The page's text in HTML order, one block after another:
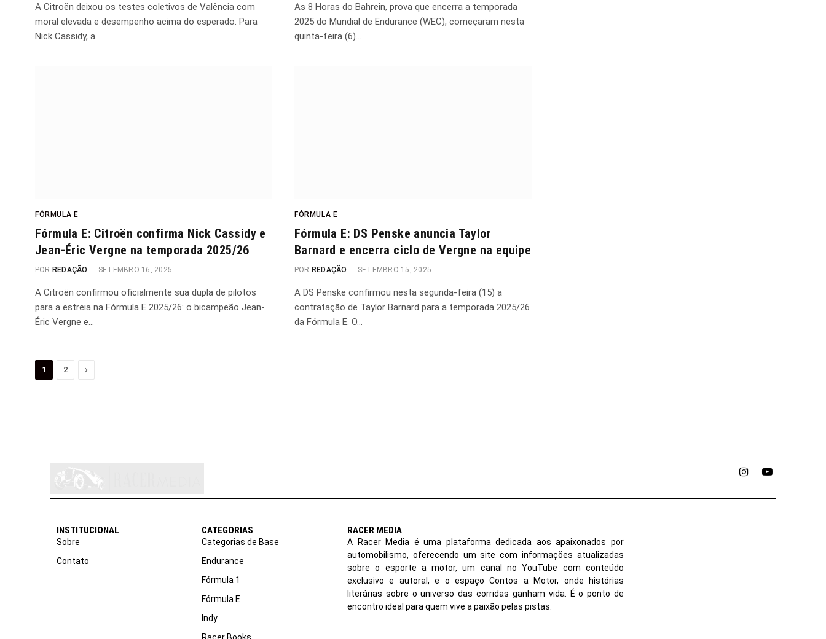
A Citroën deixou os testes coletivos de Valência com
moral elevada e desempenho acima do esperado. Para
Nick Cassidy, a…
As 8 Horas do Bahrein, prova que encerra a temporada
2025 do Mundial de Endurance (WEC), começaram nesta
quinta-feira (6)…
FÓRMULA E
Fórmula E: Citroën confirma Nick Cassidy e
Jean-Éric Vergne na temporada 2025/26
POR REDAÇÃO SETEMBRO 16, 2025
A Citroën confirmou oficialmente sua dupla de pilotos
para a estreia na Fórmula E 2025/26: o bicampeão Jean-
Éric Vergne e…
FÓRMULA E
Fórmula E: DS Penske anuncia Taylor
Barnard e encerra ciclo de Vergne na equipe
POR REDAÇÃO SETEMBRO 15, 2025
A DS Penske confirmou nesta segunda-feira (15) a
contratação de Taylor Barnard para a temporada 2025/26
da Fórmula E. O…
1 2 Proximo
InstagramYouTube
INSTITUCIONAL
Sobre
Contato
CATEGORIAS
Categorias de Base
Endurance
Fórmula 1
Fórmula E
Indy
Racer Books
RACER MEDIA
A Racer Media é uma plataforma dedicada aos apaixonados por
automobilismo, oferecendo um site com informações atualizadas
sobre o esporte a motor, um canal no YouTube com conteúdo
exclusivo e autoral, e o espaço Contos a Motor, onde histórias
literárias sobre o universo das corridas ganham vida. É o ponto de
encontro ideal para quem vive a paixão pelas pistas.